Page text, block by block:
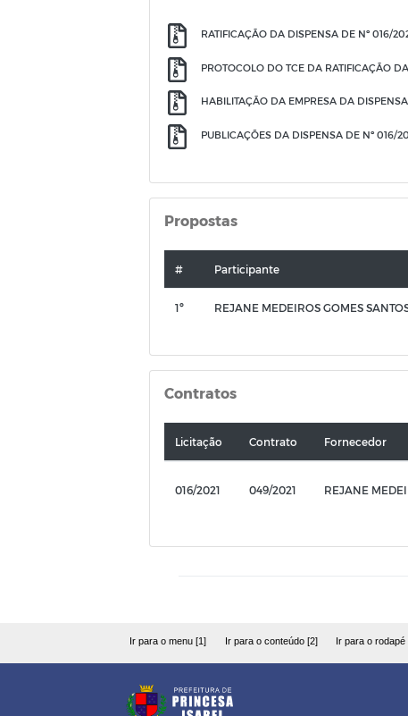
RATIFICAÇÃO DA DISPENSA DE Nº 016/
PROTOCOLO DO TCE DA RATIFICAÇÃO
HABILITAÇÃO DA EMPRESA DA
PUBLICAÇÕES DA DISPENSA DE Nº 016/
Propostas
# Participante
1º REJANE MEDEIROS GOMES
Contratos
Licitação Contrato Fornecedor
016/2021 049/2021 REJANE
Ir para o menu [1] Ir para o conteúdo [2] Ir para o rodapé